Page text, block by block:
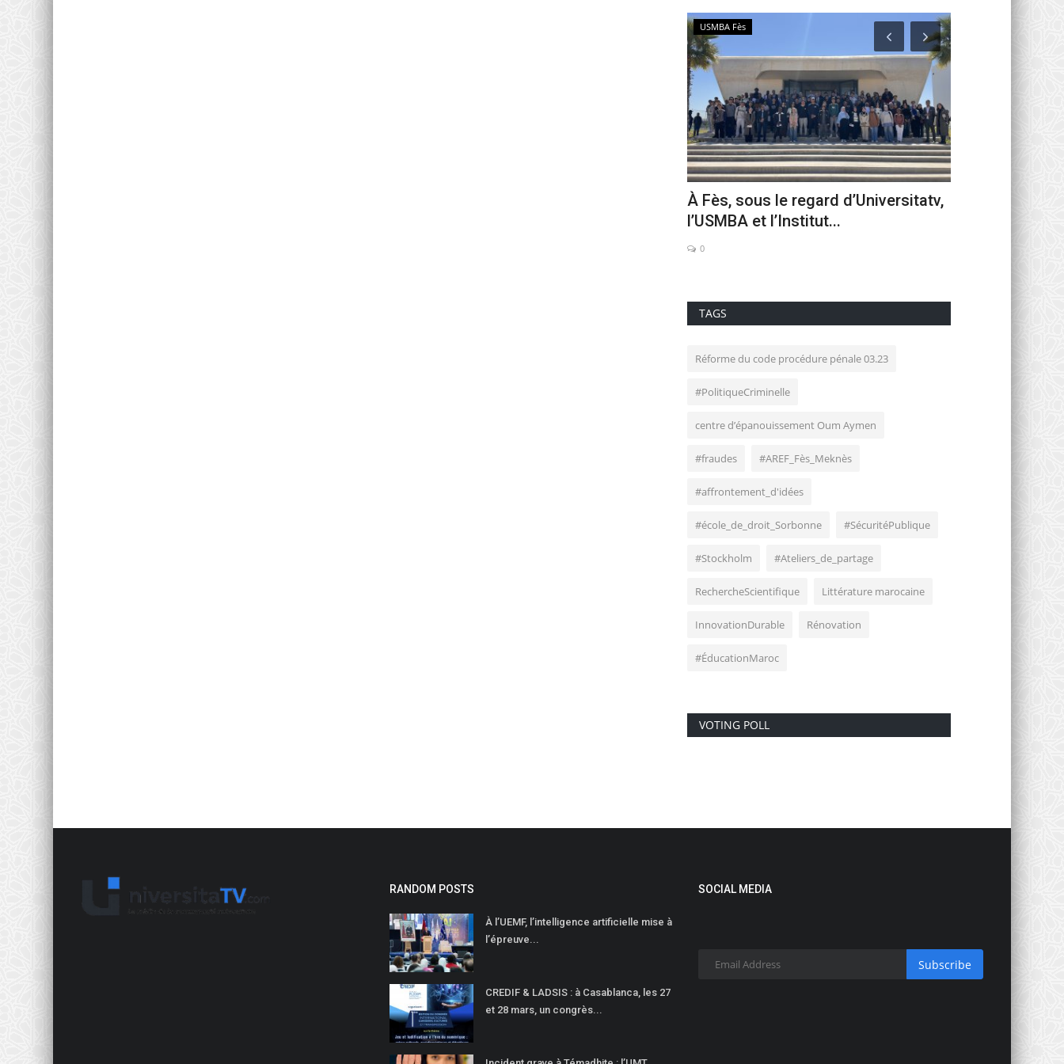
USMBA Fès
À Fès, sous le regard d’Universitatv,
l’USMBA et l’Institut...
0
TAGS
Réforme du code procédure pénale 03.23
#PolitiqueCriminelle
centre d’épanouissement Oum Aymen
#fraudes #AREF_Fès_Meknès
#affrontement_d'idées
#école_de_droit_Sorbonne #SécuritéPublique
#Stockholm #Ateliers_de_partage
RechercheScientifique Littérature marocaine
InnovationDurable Rénovation
#ÉducationMaroc
VOTING POLL
RANDOM POSTS
À l’UEMF, l’intelligence artificielle mise à
l’épreuve...
CREDIF & LADSIS : à Casablanca, les 27
et 28 mars, un congrès...
SOCIAL MEDIA
Subscribe